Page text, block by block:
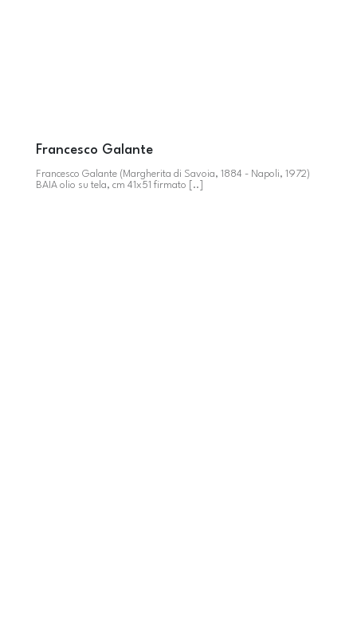
Francesco Galante
Francesco Galante (Margherita di Savoia, 1884 - Napoli, 1972)
BAIA olio su tela, cm 41x51 firmato [..]